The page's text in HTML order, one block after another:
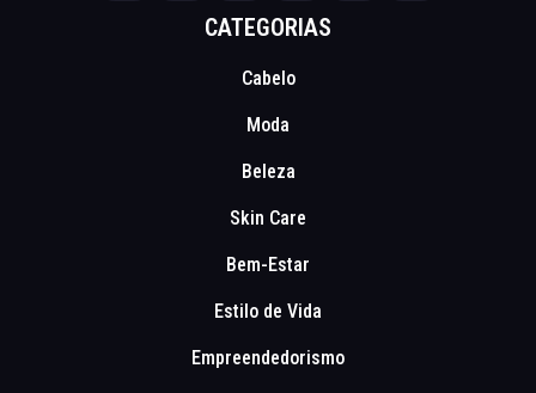
CATEGORIAS
Cabelo
Moda
Beleza
Skin Care
Bem-Estar
Estilo de Vida
Empreendedorismo